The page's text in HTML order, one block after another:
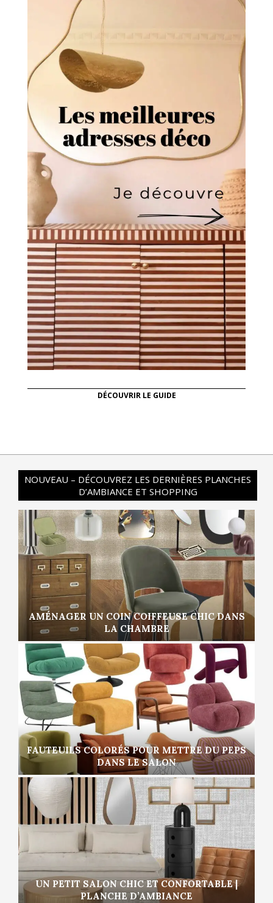
DÉCOUVRIR LE GUIDE
NOUVEAU – DÉCOUVREZ LES DERNIÈRES PLANCHES
D’AMBIANCE ET SHOPPING
AMÉNAGER UN COIN COIFFEUSE CHIC DANS
LA CHAMBRE
FAUTEUILS COLORÉS POUR METTRE DU PEPS
DANS LE SALON
UN PETIT SALON CHIC ET CONFORTABLE |
PLANCHE D’AMBIANCE